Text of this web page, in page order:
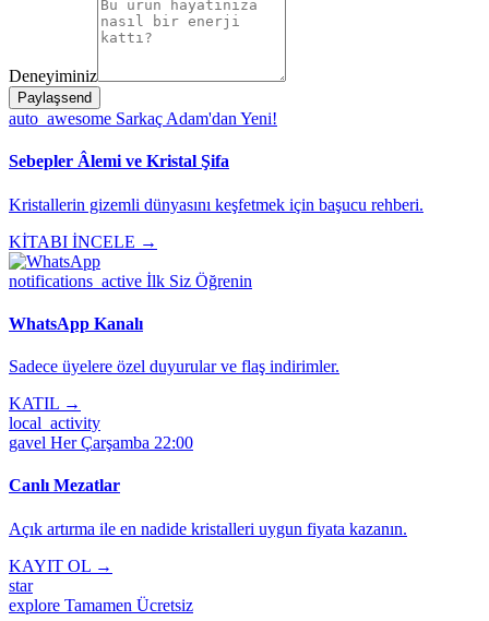
Deneyiminiz
Paylaşsend
auto_awesome Sarkaç Adam'dan Yeni!
Sebepler Âlemi ve Kristal Şifa
Kristallerin gizemli dünyasını keşfetmek için başucu rehberi.
KİTABI İNCELE →
notifications_active İlk Siz Öğrenin
WhatsApp Kanalı
Sadece üyelere özel duyurular ve flaş indirimler.
KATIL →
local_activity
gavel Her Çarşamba 22:00
Canlı Mezatlar
Açık artırma ile en nadide kristalleri uygun fiyata kazanın.
KAYIT OL →
star
explore Tamamen Ücretsiz